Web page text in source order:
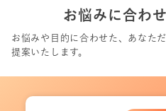
お悩みに合わ
お悩みや目的に合わせた、あなた
提案いたします。